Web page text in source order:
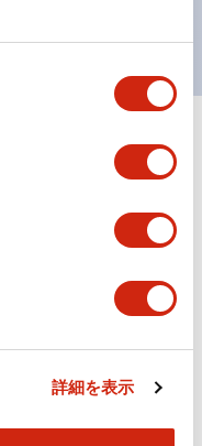
詳細を表示
すべて展開+